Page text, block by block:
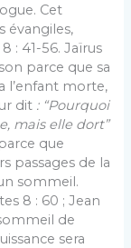
Cet
évangiles,
: 41-56. Jaïrus
parce que sa
l’enfant morte,
dit : “Pourquoi
mais elle dort”
que
passages de la
sommeil.
8 : 60 ; Jean
de
sera